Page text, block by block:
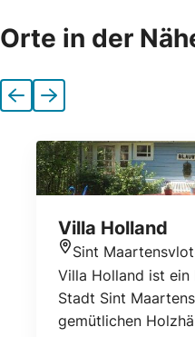
Orte in der
VorherigeNächste
Villa Holland
Standort
Sint
Villa Holland ist
Stadt Sint
gemütlichen